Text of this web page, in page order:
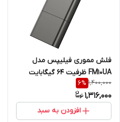
فلش مموری فیلیپس مدل
FM10UA ظرفیت ۶۴ گیگابایت
1,400,000
6%
1,316,000
افزودن به سبد